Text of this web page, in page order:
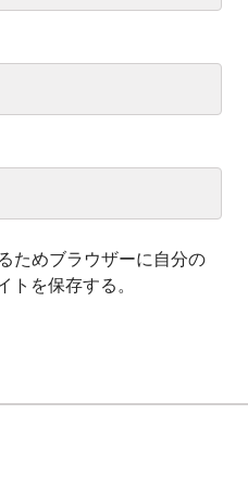
ためブラウザーに自分の
を保存する。